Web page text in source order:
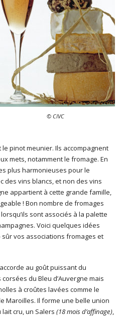
© CIVC
pinot meunier. Ils accompagnent
mets, notamment le fromage. En
plus harmonieuses pour le
des vins blancs, et non des vins
appartient à cette grande famille,
! Bon nombre de fromages
sont associés à la palette
Voici quelques idées
sûr vos associations fromages et
au goût puissant du
du Bleu d’Auvergne mais
à croûtes lavées comme le
Maroilles. Il forme une belle union
cru, un Salers (18 mois d’affinage),